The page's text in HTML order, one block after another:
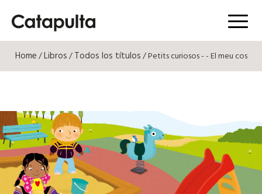
Menú
Home/Libros/Todos los títulos/ Petits curiosos - - El meu cos